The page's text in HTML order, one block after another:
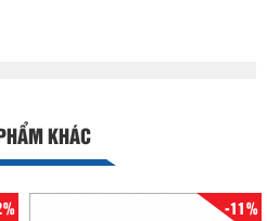
KHÁC
-11%